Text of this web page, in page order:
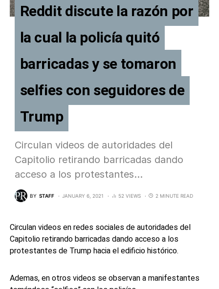
Reddit discute la razón por
la cual la policía quitó
barricadas y se tomaron
selfies con seguidores de
Trump
Circulan videos de autoridades del
Capitolio retirando barricadas dando
acceso a los protestantes…
BY STAFF JANUARY 6, 2021 52 VIEWS 2 MINUTE READ
Circulan videos en redes sociales de autoridades del
Capitolio retirando barricadas dando acceso a los
protestantes de Trump hacia el edificio histórico.
Ademas, en otros videos se observan a manifestantes